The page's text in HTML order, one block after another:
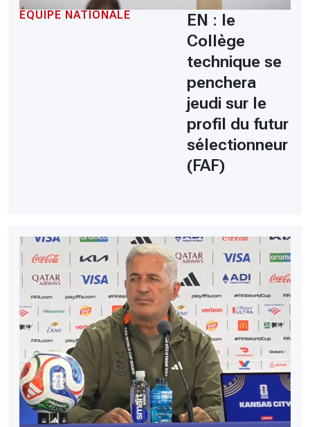
ÉQUIPE NATIONALE
EN : le
Collège
technique se
penchera
jeudi sur le
profil du futur
sélectionneur
(FAF)